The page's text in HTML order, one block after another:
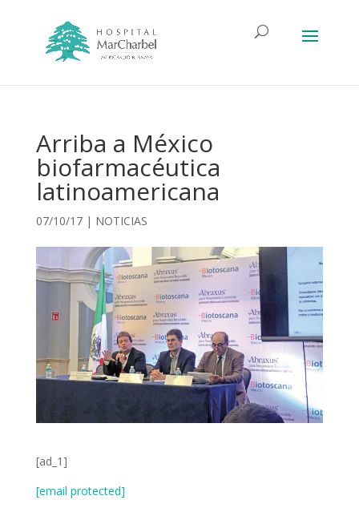
Arriba a México
biofarmacéutica
latinoamericana
07/10/17| NOTICIAS
[ad_1]
[email protected]